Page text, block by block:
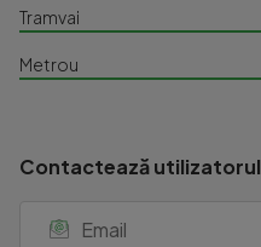
Tramvai
Metrou
Contactează utilizatorul